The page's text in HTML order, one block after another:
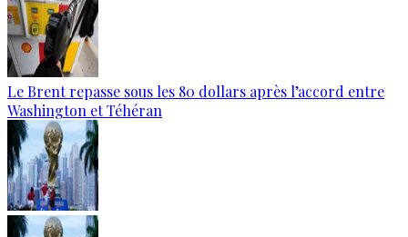
Le Brent repasse sous les 80 dollars après l’accord entre
Washington et Téhéran